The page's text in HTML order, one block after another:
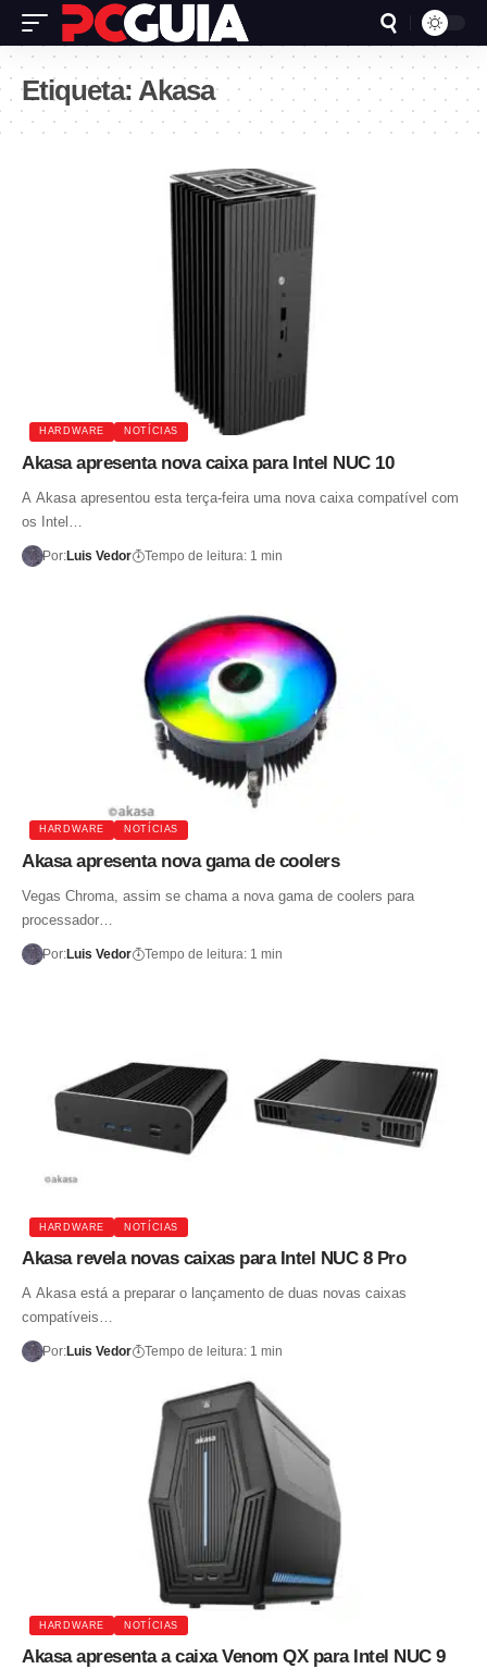
Etiqueta: Akasa
HARDWARE NOTÍCIAS
Akasa apresenta nova caixa para Intel NUC 10
A Akasa apresentou esta terça-feira uma nova caixa compatível com
os Intel…
Por:Luis Vedor Tempo de leitura: 1 min
HARDWARE NOTÍCIAS
Akasa apresenta nova gama de coolers
Vegas Chroma, assim se chama a nova gama de coolers para
processador…
Por:Luis Vedor Tempo de leitura: 1 min
HARDWARE NOTÍCIAS
Akasa revela novas caixas para Intel NUC 8 Pro
A Akasa está a preparar o lançamento de duas novas caixas
compatíveis…
Por:Luis Vedor Tempo de leitura: 1 min
HARDWARE NOTÍCIAS
Akasa apresenta a caixa Venom QX para Intel NUC 9